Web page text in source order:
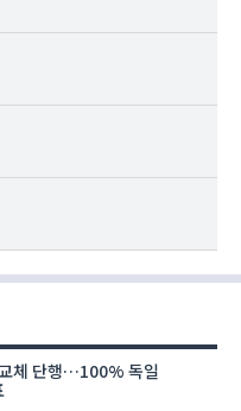
체 단행…100% 독일